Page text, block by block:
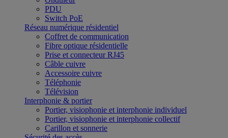
PDU
Switch PoE
Réseau numérique résidentiel
Coffret de communication
Fibre optique résidentielle
Prise et connecteur RJ45
Câble cuivre
Accessoire cuivre
Téléphonie
Télévision
Interphonie & portier
Portier, visiophonie et interphonie individuel
Portier, visiophonie et interphonie collectif
Carillon et sonnerie